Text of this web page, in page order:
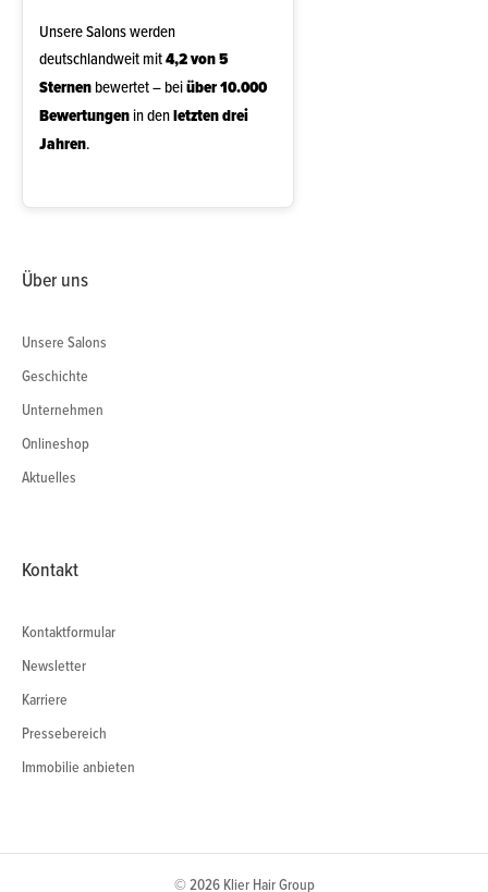
Unsere Salons werden
deutschlandweit mit4,2 von 5
Sternenbewertet – beiüber 10.000
Bewertungenin denletzten drei
Jahren.
Über uns
Unsere Salons
Geschichte
Unternehmen
Onlineshop
Aktuelles
Kontakt
Kontaktformular
Newsletter
Karriere
Pressebereich
Immobilie anbieten
© 2026 Klier Hair Group